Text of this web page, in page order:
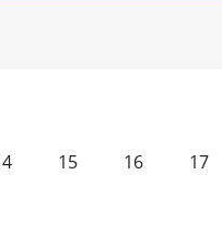
15 16 17